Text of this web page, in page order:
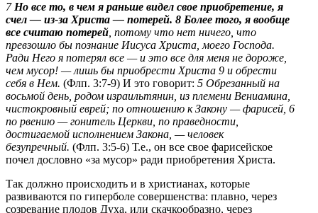
7 Но все то, в чем я раньше видел свое приобретение, я
счел — из‑за Христа — потерей. 8 Более того, я вообще
все считаю потерей , потому что нет ничего, что
превзошло бы познание Иисуса Христа, моего Господа.
Ради Него я потерял все — и это все для меня не дороже,
чем мусор! — лишь бы приобрести Христа 9 и обрести
себя в Нем. (Флп. 3:7-9) И это говорит: 5 Обрезанный на
восьмой день, родом израильтянин, из племени Вениамина,
чистокровный еврей; по отношению к Закону — фарисей, 6
по рвению — гонитель Церкви, по праведности,
достигаемой исполнением Закона, — человек
безупречный. (Флп. 3:5-6) Т.е., он все свое фарисейское
почел дословно «за мусор» ради приобретения Христа.
Так должно происходить и в христианах, которые
развиваются по гиперболе совершенства: плавно, через
созревание плодов Духа, или скачкообразно, через